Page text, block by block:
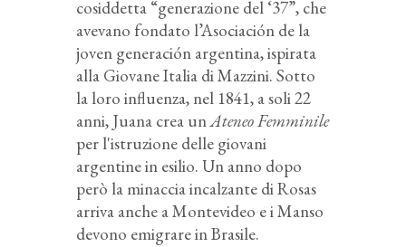
cosiddetta “generazione del ‘37”, che
avevano fondato l’Asociación de la
joven generación argentina, ispirata
alla Giovane Italia di Mazzini. Sotto
la loro influenza, nel 1841, a soli 22
anni, Juana crea unAteneo Femminile
per l'istruzione delle giovani
argentine in esilio. Un anno dopo
però la minaccia incalzante di Rosas
arriva anche a Montevideo e i Manso
devono emigrare in Brasile.